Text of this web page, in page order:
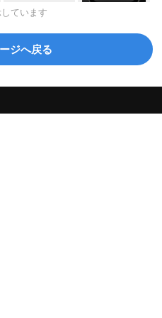
ています
ジへ戻る